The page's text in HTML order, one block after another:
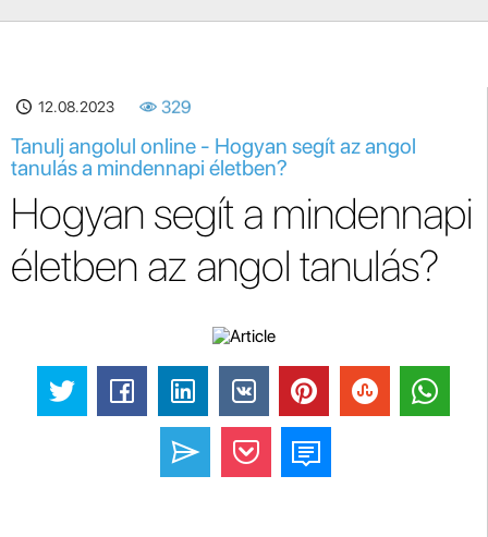
12.08.2023 329
Tanulj angolul online - Hogyan segít az angol
tanulás a mindennapi életben?
Hogyan segít a mindennapi
életben az angol tanulás?